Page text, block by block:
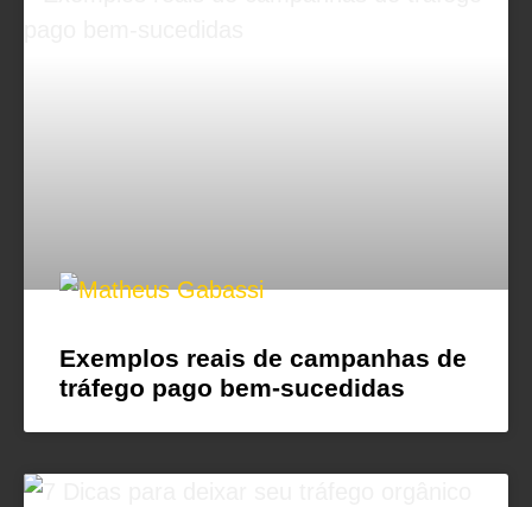
Exemplos reais de campanhas de
tráfego pago bem-sucedidas